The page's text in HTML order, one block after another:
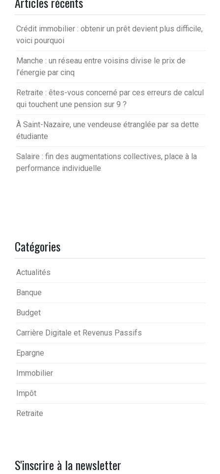
Crédit immobilier : obtenir un prêt devient plus difficile,
voici pourquoi
Manche : un réseau entre voisins divise le prix de
l’énergie par cinq
Retraite : êtes-vous concerné par ces erreurs de calcul
qui touchent une pension sur 9 ?
À Saint-Nazaire, une vendeuse étranglée par sa dette
étudiante
Salaire : fin des augmentations collectives, place à la
performance individuelle
Catégories
Actualités
Banque
Budget
Carrière Digitale et Revenus Passifs
Epargne
Immobilier
Impôt
Retraite
S'inscrire à la newsletter